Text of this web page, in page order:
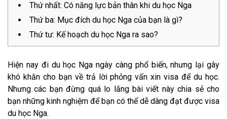
Thứ nhất: Có năng lực bản thân khi du học Nga
Thứ ba: Mục đích du học Nga của bạn là gì?
Thứ tư: Kế hoạch du học Nga ra sao?
Hiện nay đi du học Nga ngày càng phổ biến, nhưng lại gây
khó khăn cho bạn về trả lời phỏng vấn xin visa để du học.
Nhưng các bạn đừng quá lo lắng bài viết này chia sẻ cho
bạn những kinh nghiệm để bạn có thể dễ dàng đạt được visa
du học Nga.